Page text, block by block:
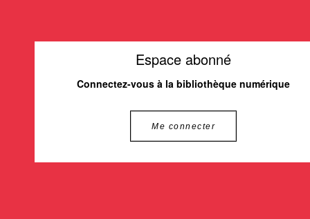
Espace abonné
Connectez-vous à la bibliothèque numérique
Me connecter